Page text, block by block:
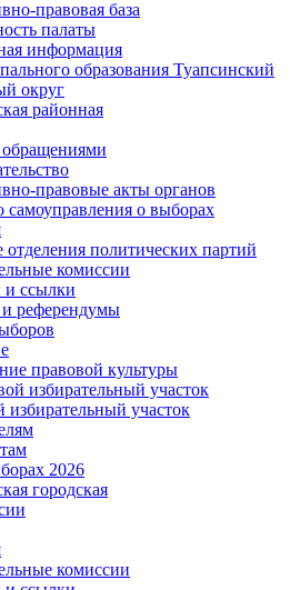
правовая база
палаты
информация
образования Туапсинский
округ
районная
обращениями
правовые акты органов
самоуправления о выборах
политических партий
комиссии
и ссылки
референдумы
правовой культуры
избирательный участок
участок
2026
городская
комиссии